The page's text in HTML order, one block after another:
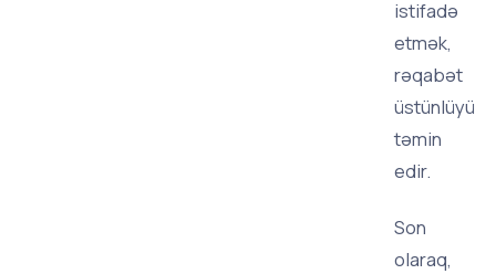
istifadə
etmək,
rəqabət
üstünlüyü
təmin
edir.
Son
olaraq,